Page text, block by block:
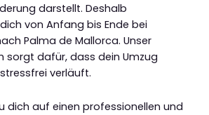
darstellt. Deshalb
von Anfang bis Ende bei
Palma de Mallorca. Unser
sorgt dafür, dass dein Umzug
verläuft.
dich auf einen professionellen und